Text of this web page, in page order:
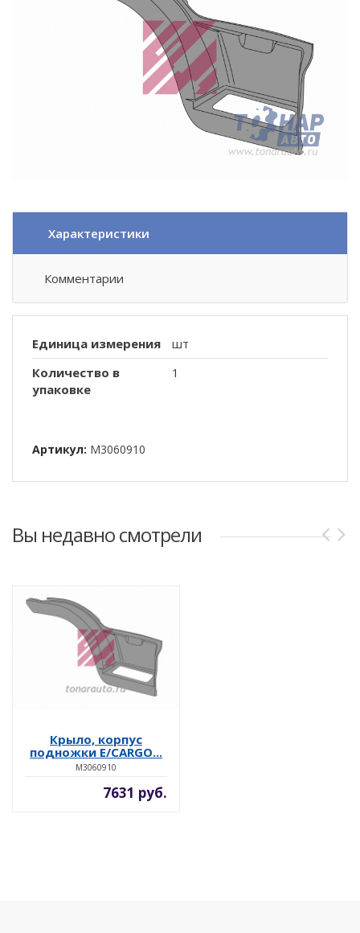
Характеристики
Комментарии
Единица измерения
шт
Количество в
упаковке
1
Артикул: M3060910
Вы недавно смотрели
Крыло, корпус
подножки E/CARGO...
M3060910
7631 руб.